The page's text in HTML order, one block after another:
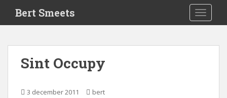
i
Bert Smeets
Sint Occupy
3 december 2011 bert